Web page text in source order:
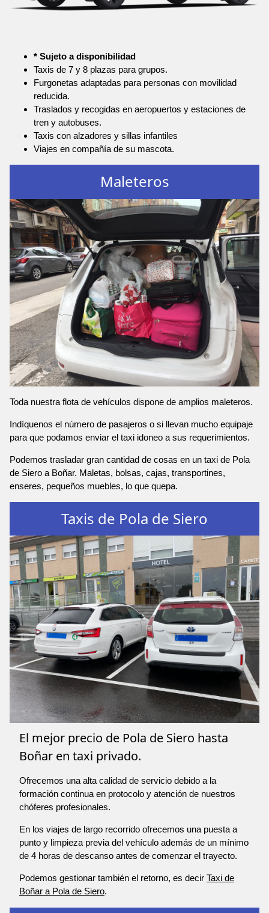
* Sujeto a disponibilidad
Taxis de 7 y 8 plazas para grupos.
Furgonetas adaptadas para personas con movilidad
reducida.
Traslados y recogidas en aeropuertos y estaciones de
tren y autobuses.
Taxis con alzadores y sillas infantiles
Viajes en compañía de su mascota.
Maleteros
Toda nuestra flota de vehículos dispone de amplios maleteros.
Indíquenos el número de pasajeros o si llevan mucho equipaje
para que podamos enviar el taxi idoneo a sus requerimientos.
Podemos trasladar gran cantidad de cosas en un taxi de Pola
de Siero a Boñar. Maletas, bolsas, cajas, transportines,
enseres, pequeños muebles, lo que quepa.
Taxis de Pola de Siero
El mejor precio de Pola de Siero hasta
Boñar en taxi privado.
Ofrecemos una alta calidad de servicio debido a la
formación continua en protocolo y atención de nuestros
chóferes profesionales.
En los viajes de largo recorrido ofrecemos una puesta a
punto y limpieza previa del vehículo además de un mínimo
de 4 horas de descanso antes de comenzar el trayecto.
Podemos gestionar también el retorno, es decir Taxi de
Boñar a Pola de Siero.